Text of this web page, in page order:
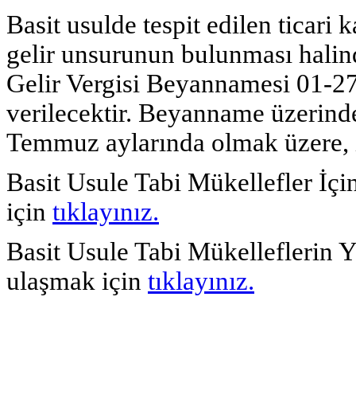
Basit usulde tespit edilen ticari
gelir unsurunun bulunması
Gelir Vergisi Beyannamesi 01-
verilecektir. Beyanname
Temmuz aylarında olmak
Basit Usule Tabi Mükellefler
için tıklayınız.
Basit Usule Tabi Mükelleflerin
ulaşmak için tıklayınız.